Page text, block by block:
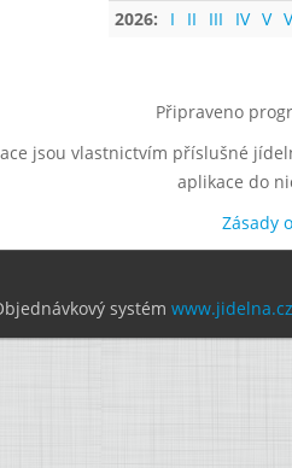
2026:
I II III IV V
Připraveno
jsou vlastnictvím příslušné
aplikace do
Zásady
systém www.jidelna.cz